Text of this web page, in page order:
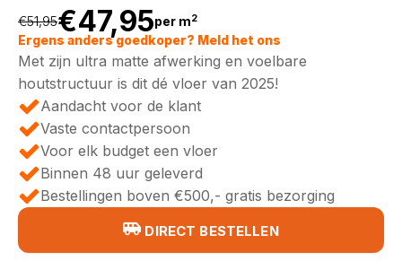
€51,95
Oorspronkelijke
prijs
was:
€51,95.
€47,95
Huidige
prijs
is:
€47,95.
per m2
Ergens anders goedkoper? Meld het ons
Met zijn ultra matte afwerking en voelbare
houtstructuur is dit dé vloer van 2025!
Aandacht voor de klant
Vaste contactpersoon
Voor elk budget een vloer
Binnen 48 uur geleverd
Bestellingen boven €500,- gratis bezorging
DIRECT BESTELLEN